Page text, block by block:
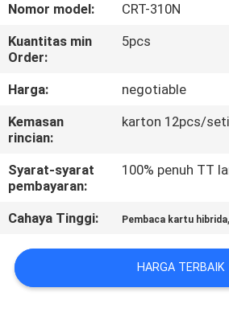
PABRIK
KUALITAS
HUBUNGI
KAMI
PERMINTAAN
PENAWARAN
Nomor model:
CRT-310N
Kuantitas min
Order:
5pcs
Harga:
negotiable
Kemasan
rincian:
karton 12pcs/
Syarat-syarat
pembayaran:
100% penuh TT
Cahaya Tinggi: Pembaca kartu hibrida,
HARGA TERBAIK